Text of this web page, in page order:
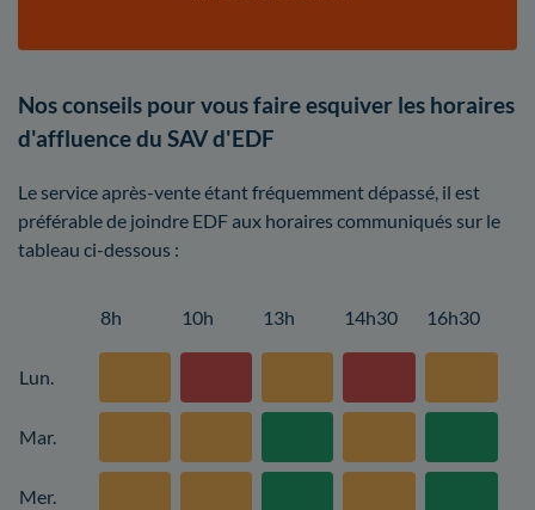
Nos conseils pour vous faire esquiver les horaires
d'affluence du SAV d'EDF
Le service après-vente étant fréquemment dépassé, il est
préférable de joindre EDF aux horaires communiqués sur le
tableau ci-dessous :
8h 10h 13h 14h30 16h30
Lun.
Mar.
Mer.